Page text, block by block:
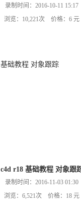
录制时间：2016-10-11 15:17
浏览：10,221次 价格：6 元
c4d r18 基础教程 对象跟
录制时间：2016-11-03 01:30
浏览：6,521次 价格：18 元